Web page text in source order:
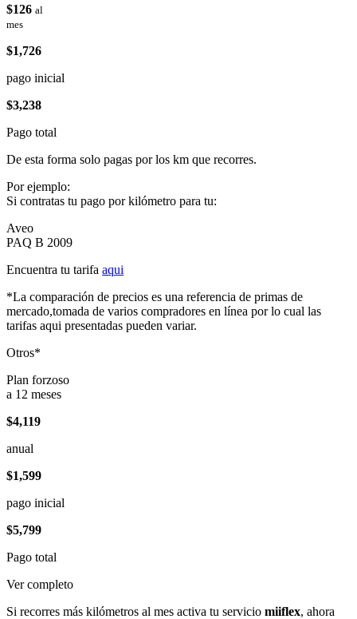
$126 al
mes
$1,726
pago inicial
$3,238
Pago total
De esta forma solo pagas por los km que recorres.
Por ejemplo:
Si contratas tu pago por kilómetro para tu:
Aveo
PAQ B 2009
Encuentra tu tarifa aqui
*La comparación de precios es una referencia de primas de
mercado,tomada de varios compradores en línea por lo cual las
tarifas aqui presentadas pueden variar.
Otros*
Plan forzoso
a 12 meses
$4,119
anual
$1,599
pago inicial
$5,799
Pago total
Ver completo
Si recorres más kilómetros al mes activa tu servicio miiflex, ahora